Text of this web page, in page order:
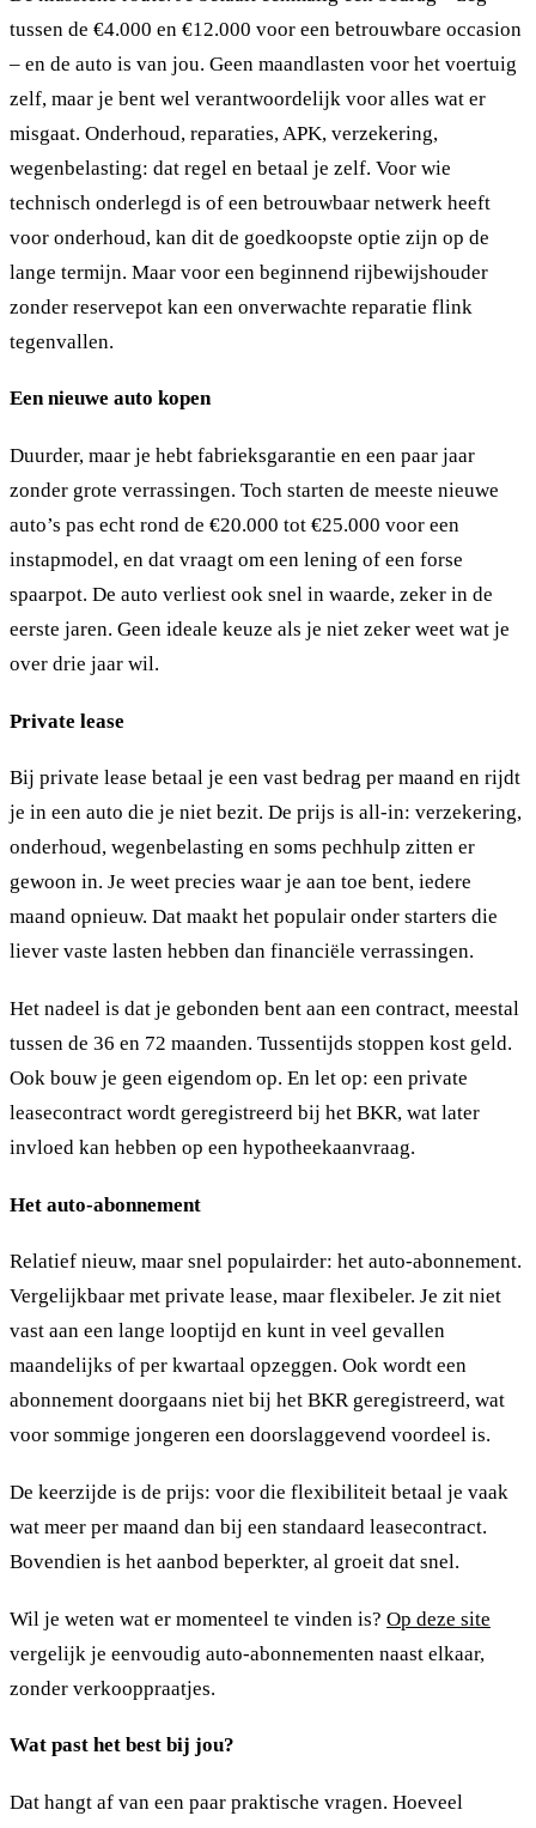
tussen de €4.000 en €12.000 voor een betrouwbare occasion
– en de auto is van jou. Geen maandlasten voor het voertuig
zelf, maar je bent wel verantwoordelijk voor alles wat er
misgaat. Onderhoud, reparaties, APK, verzekering,
wegenbelasting: dat regel en betaal je zelf. Voor wie
technisch onderlegd is of een betrouwbaar netwerk heeft
voor onderhoud, kan dit de goedkoopste optie zijn op de
lange termijn. Maar voor een beginnend rijbewijshouder
zonder reservepot kan een onverwachte reparatie flink
tegenvallen.
Een nieuwe auto kopen
Duurder, maar je hebt fabrieksgarantie en een paar jaar
zonder grote verrassingen. Toch starten de meeste nieuwe
auto’s pas echt rond de €20.000 tot €25.000 voor een
instapmodel, en dat vraagt om een lening of een forse
spaarpot. De auto verliest ook snel in waarde, zeker in de
eerste jaren. Geen ideale keuze als je niet zeker weet wat je
over drie jaar wil.
Private lease
Bij private lease betaal je een vast bedrag per maand en rijdt
je in een auto die je niet bezit. De prijs is all-in: verzekering,
onderhoud, wegenbelasting en soms pechhulp zitten er
gewoon in. Je weet precies waar je aan toe bent, iedere
maand opnieuw. Dat maakt het populair onder starters die
liever vaste lasten hebben dan financiële verrassingen.
Het nadeel is dat je gebonden bent aan een contract, meestal
tussen de 36 en 72 maanden. Tussentijds stoppen kost geld.
Ook bouw je geen eigendom op. En let op: een private
leasecontract wordt geregistreerd bij het BKR, wat later
invloed kan hebben op een hypotheekaanvraag.
Het auto-abonnement
Relatief nieuw, maar snel populairder: het auto-abonnement.
Vergelijkbaar met private lease, maar flexibeler. Je zit niet
vast aan een lange looptijd en kunt in veel gevallen
maandelijks of per kwartaal opzeggen. Ook wordt een
abonnement doorgaans niet bij het BKR geregistreerd, wat
voor sommige jongeren een doorslaggevend voordeel is.
De keerzijde is de prijs: voor die flexibiliteit betaal je vaak
wat meer per maand dan bij een standaard leasecontract.
Bovendien is het aanbod beperkter, al groeit dat snel.
Wil je weten wat er momenteel te vinden is? Op deze site
vergelijk je eenvoudig auto-abonnementen naast elkaar,
zonder verkooppraatjes.
Wat past het best bij jou?
Dat hangt af van een paar praktische vragen. Hoeveel